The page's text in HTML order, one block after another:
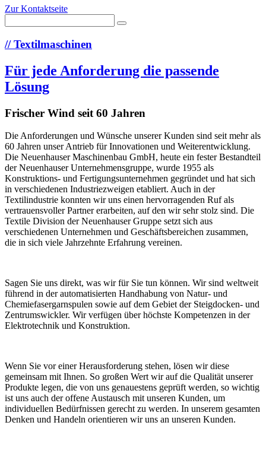
Zur Kontaktseite
//Textilmaschinen
Für jede Anforderung die passende
Lösung
Frischer Wind seit 60 Jahren
Die Anforderungen und Wünsche unserer Kunden sind seit mehr als
60 Jahren unser Antrieb für Innovationen und Weiterentwicklung.
Die Neuenhauser Maschinenbau GmbH, heute ein fester Bestandteil
der Neuenhauser Unternehmensgruppe, wurde 1955 als
Konstruktions- und Fertigungsunternehmen gegründet und hat sich
in verschiedenen Industriezweigen etabliert. Auch in der
Textilindustrie konnten wir uns einen hervorragenden Ruf als
vertrauensvoller Partner erarbeiten, auf den wir sehr stolz sind. Die
Textile Division der Neuenhauser Gruppe setzt sich aus
verschiedenen Unternehmen und Geschäftsbereichen zusammen,
die in sich viele Jahrzehnte Erfahrung vereinen.
Sagen Sie uns direkt, was wir für Sie tun können. Wir sind weltweit
führend in der automatisierten Handhabung von Natur- und
Chemiefasergarnspulen sowie auf dem Gebiet der Steigdocken- und
Zentrumswickler. Wir verfügen über höchste Kompetenzen in der
Elektrotechnik und Konstruktion.
Wenn Sie vor einer Herausforderung stehen, lösen wir diese
gemeinsam mit Ihnen. So großen Wert wir auf die Qualität unserer
Produkte legen, die von uns genauestens geprüft werden, so wichtig
ist uns auch der offene Austausch mit unseren Kunden, um
individuellen Bedürfnissen gerecht zu werden. In unserem gesamten
Denken und Handeln orientieren wir uns an unseren Kunden.